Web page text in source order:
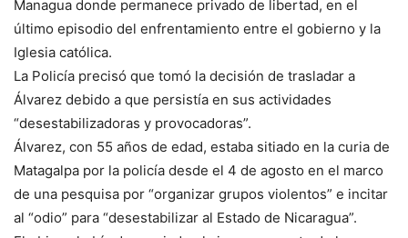
Managua donde permanece privado de libertad, en el
último episodio del enfrentamiento entre el gobierno y la
Iglesia católica.
La Policía precisó que tomó la decisión de trasladar a
Álvarez debido a que persistía en sus actividades
“desestabilizadoras y provocadoras”.
Álvarez, con 55 años de edad, estaba sitiado en la curia de
Matagalpa por la policía desde el 4 de agosto en el marco
de una pesquisa por “organizar grupos violentos” e incitar
al “odio” para “desestabilizar al Estado de Nicaragua”.